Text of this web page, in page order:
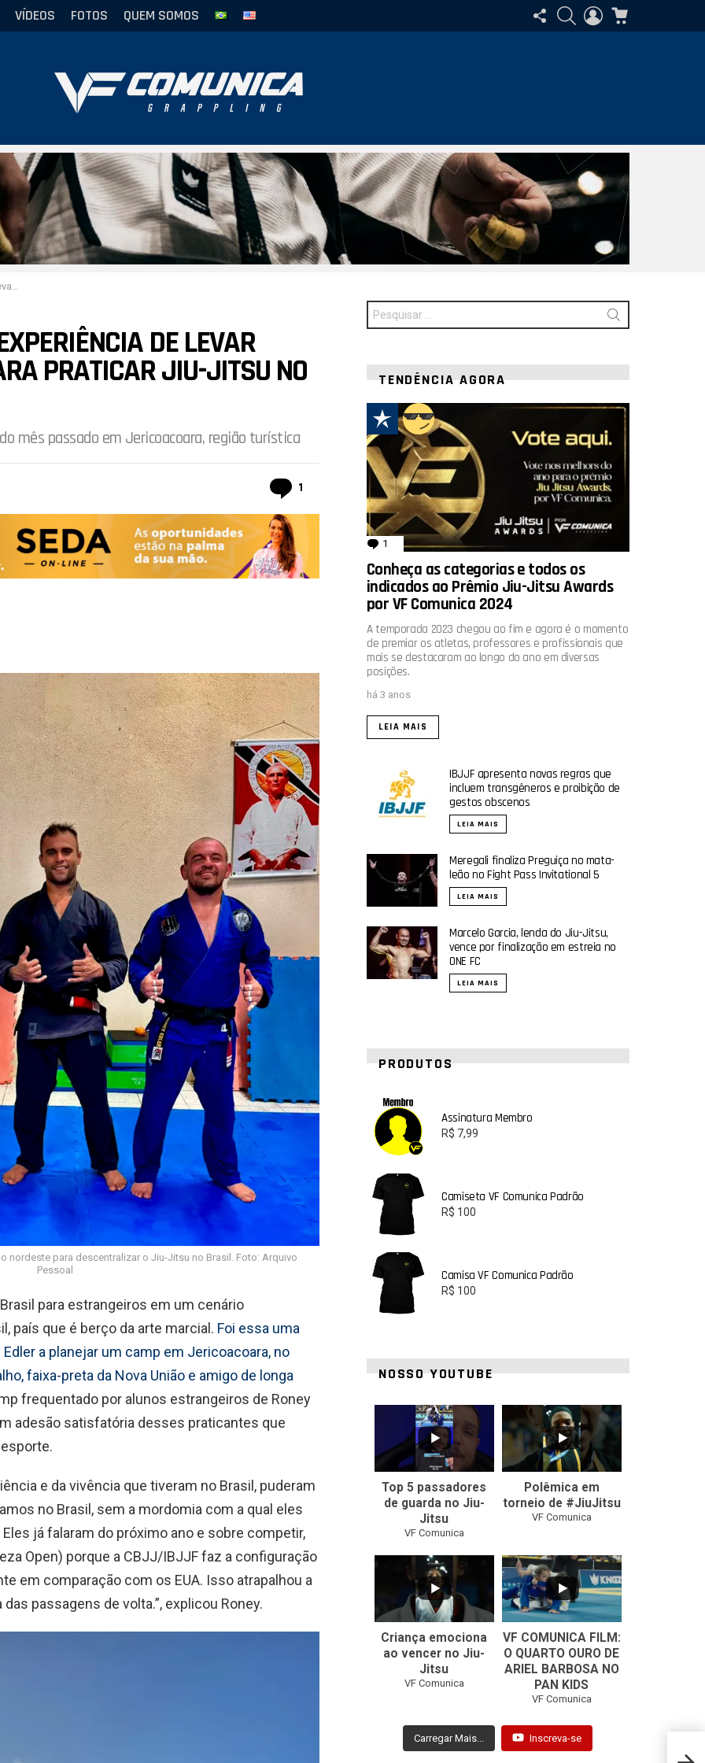
VÍDEOS FOTOS QUEM SOMOS
SIGA-
NOS
PESQUISAR
ENTRAR
DE LEVAR
PRATICAR JIU-JITSU NO
mês passado em Jericoacoara, região turística
1
nordeste para descentralizar o Jiu-Jitsu no Brasil. Foto: Arquivo
Pessoal
para estrangeiros em um cenário
país que é berço da arte marcial. Foi essa uma
a planejar um camp em Jericoacoara, no
faixa-preta da Nova União e amigo de longa
frequentado por alunos estrangeiros de Roney
adesão satisfatória desses praticantes que
e da vivência que tiveram no Brasil, puderam
no Brasil, sem a mordomia com a qual eles
já falaram do próximo ano e sobre competir,
Open) porque a CBJJ/IBJJF faz a configuração
em comparação com os EUA. Isso atrapalhou a
passagens de volta.”, explicou Roney.
Procurar
por:
TENDÊNCIA AGORA
1 comentário
Conheça as categorias e todos os
indicados ao Prêmio Jiu-Jitsu Awards
por VF Comunica 2024
A temporada 2023 chegou ao fim e agora é o momento
de premiar os atletas, professores e profissionais que
mais se destacaram ao longo do ano em diversas
posições.
há 3 anos
LEIA MAIS
IBJJF apresenta novas regras que
incluem transgêneros e proibição de
gestos obscenos
LEIA MAIS
Meregali finaliza Preguiça no mata-
leão no Fight Pass Invitational 5
LEIA MAIS
Marcelo Garcia, lenda do Jiu-Jitsu,
vence por finalização em estreia no
ONE FC
LEIA MAIS
PRODUTOS
Assinatura Membro
R$ 7,99
Camiseta VF Comunica Padrão
R$ 100
Camisa VF Comunica Padrão
R$ 100
NOSSO YOUTUBE
0
Top 5 passadores
de guarda no Jiu-
Jitsu
VF Comunica
46 1
Polêmica em
torneio de #JiuJitsu
VF Comunica
0
Criança emociona
ao vencer no Jiu-
Jitsu
VF Comunica
...
0
VF COMUNICA FILM:
O QUARTO OURO DE
ARIEL BARBOSA NO
PAN KIDS
VF Comunica
Carregar Mais... Inscreva-se